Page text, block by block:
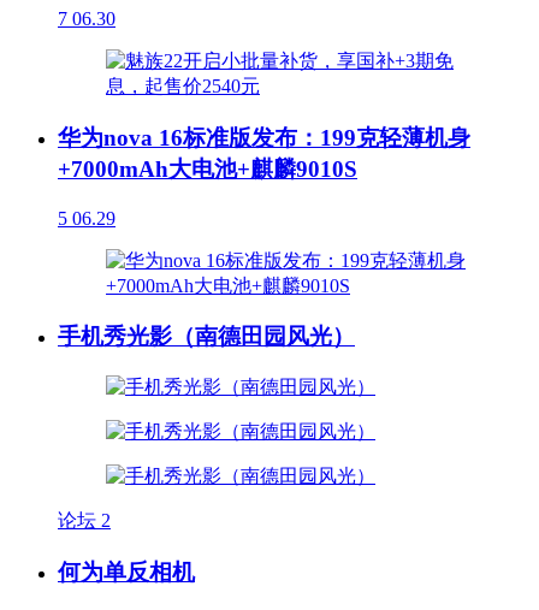
7 06.30
华为nova 16标准版发布：199克轻薄机身
+7000mAh大电池+麒麟9010S
5 06.29
手机秀光影（南德田园风光）
论坛 2
何为单反相机